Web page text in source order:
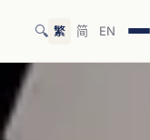
🔍 繁 简 EN